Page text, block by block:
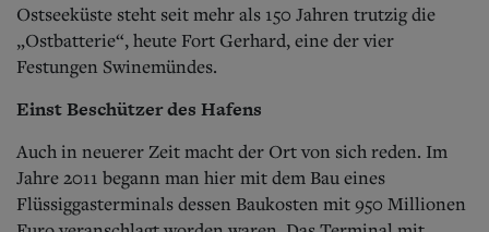
Ostseeküste steht seit mehr als 150 Jahren trutzig die
„Ostbatterie“, heute Fort Gerhard, eine der vier
Festungen Swinemündes.
Einst Beschützer des Hafens
Auch in neuerer Zeit macht der Ort von sich reden. Im
Jahre 2011 begann man hier mit dem Bau eines
Flüssiggasterminals dessen Baukosten mit 950 Millionen